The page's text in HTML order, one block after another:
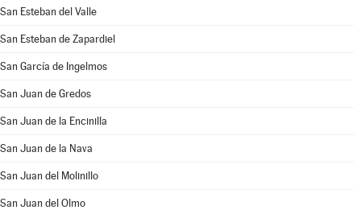
San Esteban del Valle
San Esteban de Zapardiel
San García de Ingelmos
San Juan de Gredos
San Juan de la Encinilla
San Juan de la Nava
San Juan del Molinillo
San Juan del Olmo